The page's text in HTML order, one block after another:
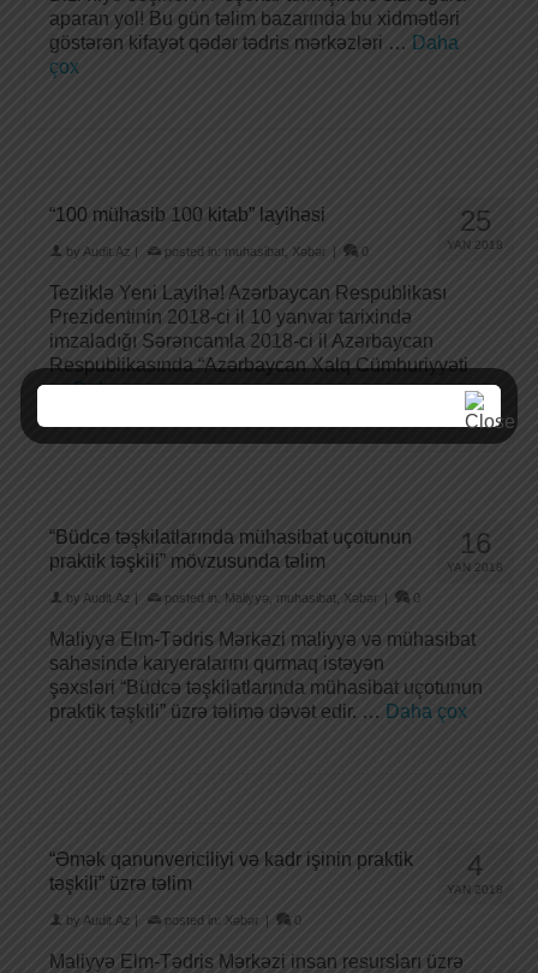
aparan yol! Bu gün təlim bazarında bu xidmətləri
göstərən kifayət qədər tədris mərkəzləri … Daha
çox
25
YAN 2018
“100 mühasib 100 kitab” layihəsi
by Audit.Az | posted in: muhasibat Xəbər | 0
Tezliklə Yeni Layihə! Azərbaycan Respublikası
Prezidentinin 2018-ci il 10 yanvar tarixində
imzaladığı Sərəncamla 2018-ci il Azərbaycan
Respublikasında “Azərbaycan Xalq Cümhuriyyəti
…Daha çox
16
YAN 2018
“Büdcə təşkilatlarında mühasibat uçotunun
praktik təşkili” mövzusunda təlim
by Audit.Az | posted in: Maliyyə muhasibat Xəbər | 0
Maliyyə Elm-Tədris Mərkəzi maliyyə və mühasibat
sahəsində karyeralarını qurmaq istəyən
şəxsləri “Büdcə təşkilatlarında mühasibat uçotunun
praktik təşkili” üzrə təlimə dəvət edir. … Daha çox
4
YAN 2018
“Əmək qanunvericiliyi və kadr işinin praktik
təşkili” üzrə təlim
by Audit.Az | posted in: Xəbər | 0
Maliyyə Elm-Tədris Mərkəzi insan resursları üzrə